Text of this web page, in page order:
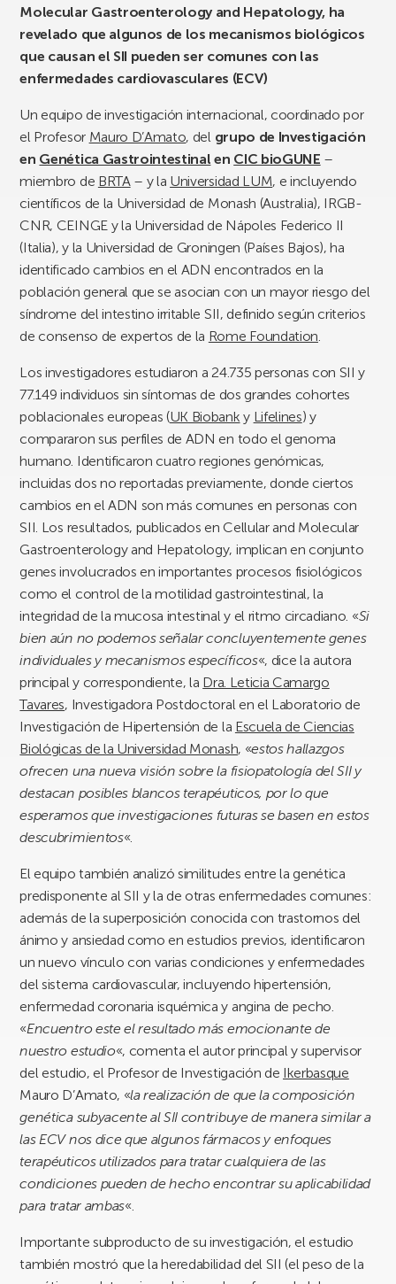
Molecular Gastroenterology and Hepatology, ha
revelado que algunos de los mecanismos biológicos
que causan el SII pueden ser comunes con las
enfermedades cardiovasculares (ECV)
Un equipo de investigación internacional, coordinado por
el Profesor Mauro D’Amato, del grupo de Investigación
en Genética Gastrointestinal en CIC bioGUNE –
miembro de BRTA– y la Universidad LUM, e incluyendo
científicos de la Universidad de Monash (Australia), IRGB-
CNR, CEINGE y la Universidad de Nápoles Federico II
(Italia), y la Universidad de Groningen (Países Bajos), ha
identificado cambios en el ADN encontrados en la
población general que se asocian con un mayor riesgo del
síndrome del intestino irritable SII, definido según criterios
de consenso de expertos de la Rome Foundation.
Los investigadores estudiaron a 24.735 personas con SII y
77.149 individuos sin síntomas de dos grandes cohortes
poblacionales europeas (UK Biobank y Lifelines) y
compararon sus perfiles de ADN en todo el genoma
humano. Identificaron cuatro regiones genómicas,
incluidas dos no reportadas previamente, donde ciertos
cambios en el ADN son más comunes en personas con
SII. Los resultados, publicados en Cellular and Molecular
Gastroenterology and Hepatology, implican en conjunto
genes involucrados en importantes procesos fisiológicos
como el control de la motilidad gastrointestinal, la
integridad de la mucosa intestinal y el ritmo circadiano. «Si
bien aún no podemos señalar concluyentemente genes
individuales y mecanismos específicos«, dice la autora
principal y correspondiente, la Dra. Leticia Camargo
Tavares, Investigadora Postdoctoral en el Laboratorio de
Investigación de Hipertensión de la Escuela de Ciencias
Biológicas de la Universidad Monash, «estos hallazgos
ofrecen una nueva visión sobre la fisiopatología del SII y
destacan posibles blancos terapéuticos, por lo que
esperamos que investigaciones futuras se basen en estos
descubrimientos«.
El equipo también analizó similitudes entre la genética
predisponente al SII y la de otras enfermedades comunes:
además de la superposición conocida con trastornos del
ánimo y ansiedad como en estudios previos, identificaron
un nuevo vínculo con varias condiciones y enfermedades
del sistema cardiovascular, incluyendo hipertensión,
enfermedad coronaria isquémica y angina de pecho.
«Encuentro este el resultado más emocionante de
nuestro estudio«, comenta el autor principal y supervisor
del estudio, el Profesor de Investigación de Ikerbasque
Mauro D’Amato, «la realización de que la composición
genética subyacente al SII contribuye de manera similar a
las ECV nos dice que algunos fármacos y enfoques
terapéuticos utilizados para tratar cualquiera de las
condiciones pueden de hecho encontrar su aplicabilidad
para tratar ambas«.
Importante subproducto de su investigación, el estudio
también mostró que la heredabilidad del SII (el peso de la